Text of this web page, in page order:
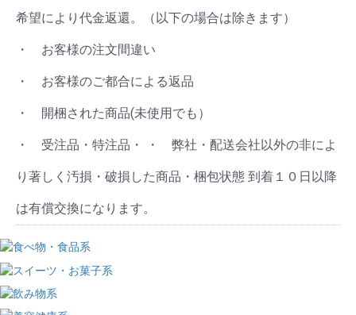
希望により代金返還。（以下の場合は除きます）
・ お客様の注文間違い
・ お客様のご都合による返品
・ 開梱された商品(未使用でも）
・ 受注品・特注品・ ・ 弊社・配送会社以外の非によ
り著しく汚損・破損した商品・梱包状態 到着１０日以降
は有償交換になります。